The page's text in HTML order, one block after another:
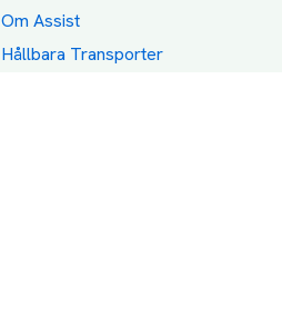
Om Assist
Hållbara Transporter